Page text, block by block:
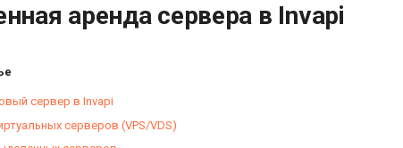
аренда сервера в Invapi
сервер в Invapi
серверов (VPS/VDS)